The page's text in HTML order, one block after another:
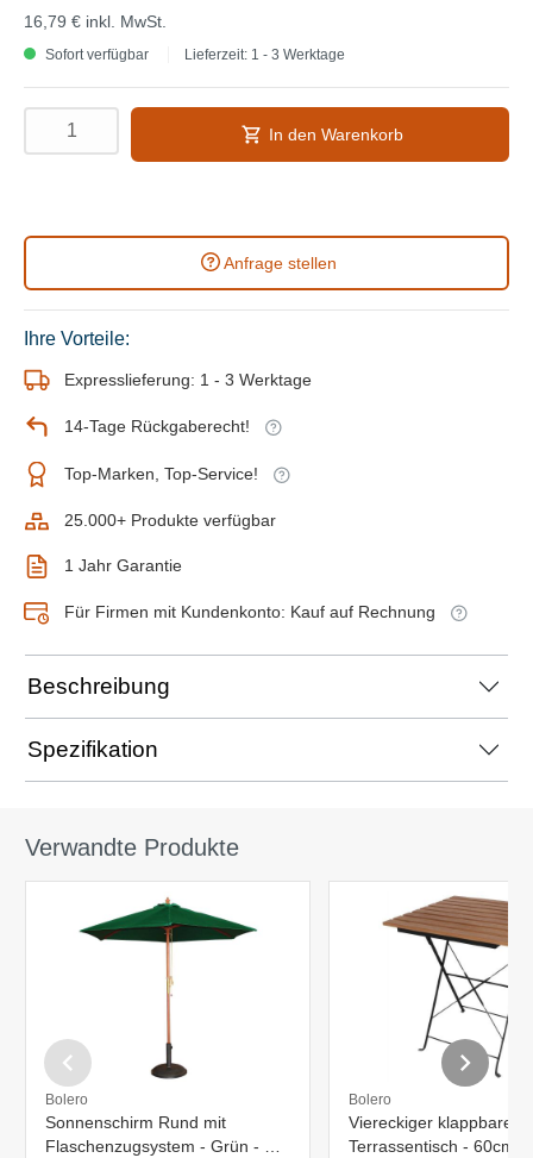
16,79 € inkl. MwSt.
Sofort verfügbar Lieferzeit: 1 - 3 Werktage
In den Warenkorb
Anfrage stellen
Ihre Vorteile:
Expresslieferung: 1 - 3 Werktage
14-Tage Rückgaberecht!
Top-Marken, Top-Service!
25.000+ Produkte verfügbar
1 Jahr Garantie
Für Firmen mit Kundenkonto: Kauf auf Rechnung
Beschreibung
Spezifikation
Verwandte Produkte
Bolero
Sonnenschirm Rund mit
Flaschenzugsystem - Grün - Ø
Bolero
Viereckiger klappbarer
Terrassentisch - 60cm -